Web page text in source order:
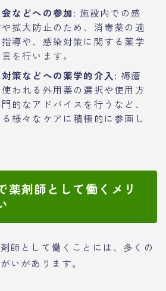
などへの参加: 施設内での感
拡大防止のため、消毒薬の適
導や、感染対策に関する薬学
を行います。
策などへの薬学的介入: 褥瘡
われる外用薬の選択や使用方
的なアドバイスを行うなど、
様々なケアに積極的に参画し
薬剤師として働くメリ
師として働くことには、多くの
いがあります。